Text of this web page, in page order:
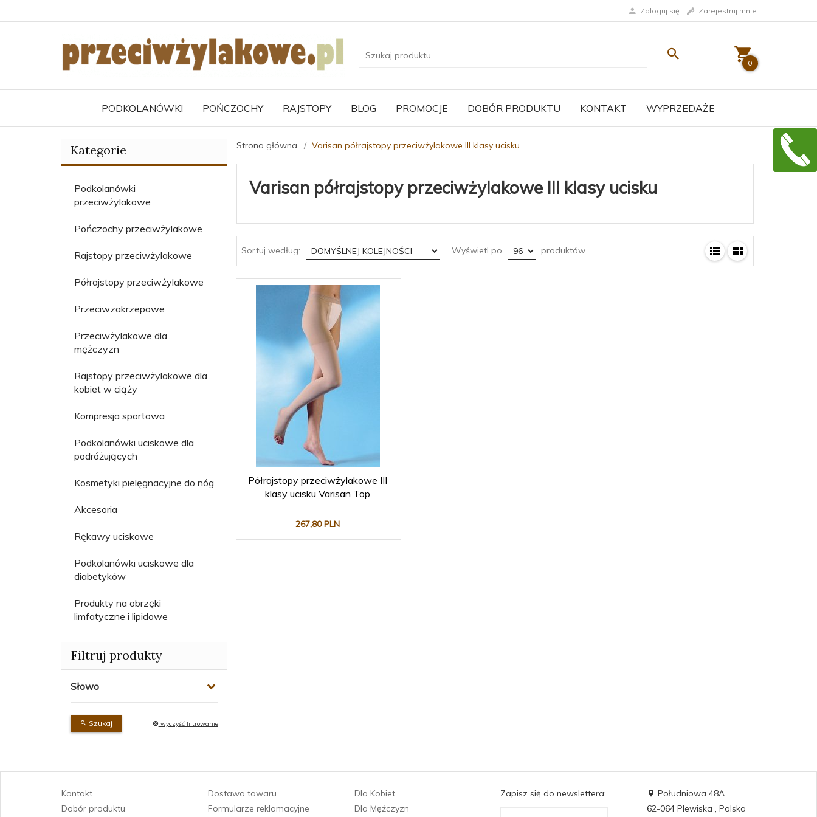
Zaloguj się Zarejestruj mnie
0
PODKOLANÓWKI POŃCZOCHY RAJSTOPY BLOG PROMOCJE DOBÓR PRODUKTU KONTAKT WYPRZEDAŻE
Kategorie
Podkolanówki
przeciwżylakowe
Pończochy przeciwżylakowe
Rajstopy przeciwżylakowe
Półrajstopy przeciwżylakowe
Przeciwzakrzepowe
Przeciwżylakowe dla
mężczyzn
Rajstopy przeciwżylakowe dla
kobiet w ciąży
Kompresja sportowa
Podkolanówki uciskowe dla
podróżujących
Kosmetyki pielęgnacyjne do nóg
Akcesoria
Rękawy uciskowe
Podkolanówki uciskowe dla
diabetyków
Produkty na obrzęki
limfatyczne i lipidowe
Filtruj produkty
Słowo
Szukaj wyczyść filtrowanie
Strona główna Varisan półrajstopy przeciwżylakowe III klasy ucisku
Varisan półrajstopy przeciwżylakowe III klasy ucisku
Sortuj według: sort Wyświetl po pop produktów
Półrajstopy przeciwżylakowe III
klasy ucisku Varisan Top
267,80 PLN
Kontakt
Dobór produktu
Dostawa towaru
Formularze reklamacyjne
Dla Kobiet
Dla Mężczyzn
Zapisz się do newslettera:
Południowa 48A
62-064 Plewiska ,Polska